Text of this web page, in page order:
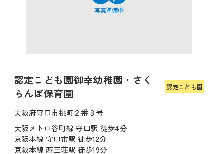
認定こども園御幸幼稚園・さく
らんぼ保育園
認定こども園
大阪府守口市桃町２番８号
大阪メトロ谷町線 守口駅 徒歩4分
京阪本線 守口市駅 徒歩12分
京阪本線 西三荘駅 徒歩19分